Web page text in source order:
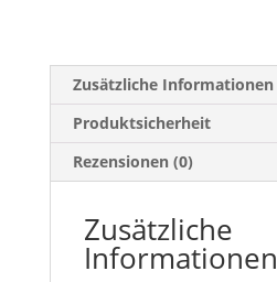
Zusätzliche Informationen
Produktsicherheit
Rezensionen (0)
Zusätzliche
Informationen